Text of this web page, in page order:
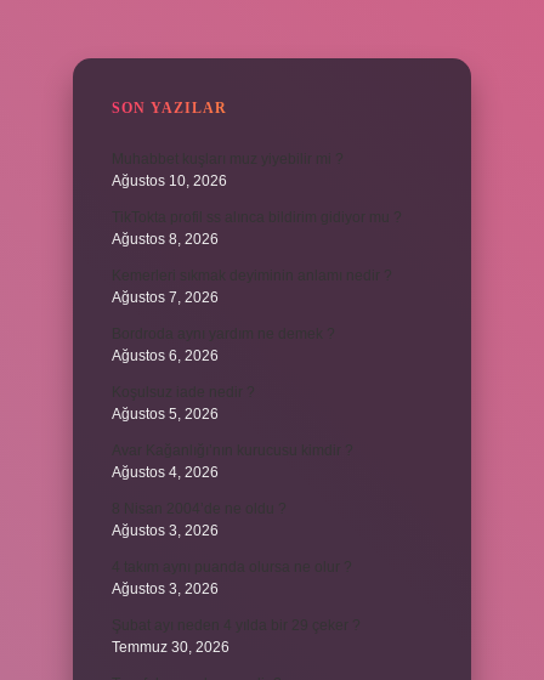
SON YAZILAR
Ağustos 10, 2026
Ağustos 8, 2026
Ağustos 7, 2026
Ağustos 6, 2026
Ağustos 5, 2026
Ağustos 4, 2026
Ağustos 3, 2026
Ağustos 3, 2026
Temmuz 30, 2026